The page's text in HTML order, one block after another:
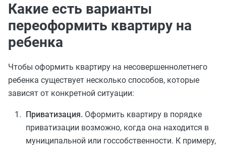
Какие есть варианты
переоформить квартиру на
ребенка
Чтобы оформить квартиру на несовершеннолетнего
ребенка существует несколько способов, которые
зависят от конкретной ситуации:
Приватизация. Оформить квартиру в порядке
приватизации возможно, когда она находится в
муниципальной или госсобственности. К примеру,